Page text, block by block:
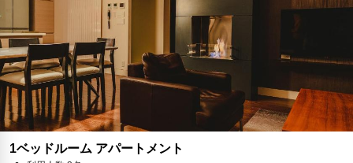
1ベッドルーム アパートメント